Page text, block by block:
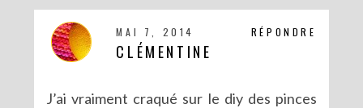
RÉPONDRE
MAI 7, 2014
CLÉMENTINE
J’ai vraiment craqué sur le diy des pinces